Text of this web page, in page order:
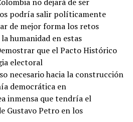
podría salir políticamente
de mejor forma los retos
humanidad en estas
que el Pacto Histórico
electoral
necesario hacia la construcción
democrática en
inmensa que tendría el
Gustavo Petro en los